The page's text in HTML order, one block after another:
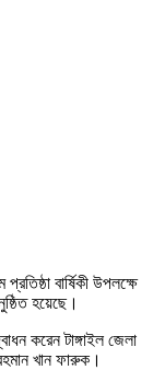
বার্ষিকী উপলক্ষে
হয়েছে।
করেন টাঙ্গাইল জেলা
খান ফারুক।